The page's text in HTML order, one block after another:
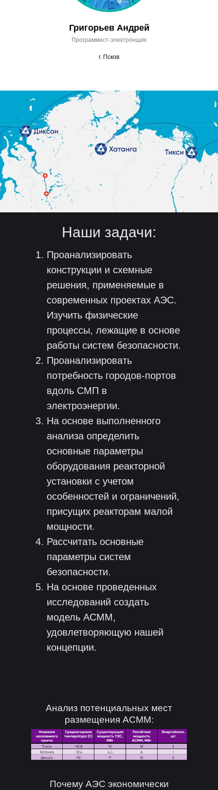
Григорьев Андрей
Программист-электронщик
г. Псков
Наши задачи:
Проанализировать
конструкции и схемные
решения, применяемые в
современных проектах АЭС.
Изучить физические
процессы, лежащие в основе
работы систем безопасности.
Проанализировать
потребность городов-портов
вдоль СМП в
электроэнергии.
На основе выполненного
анализа определить
основные параметры
оборудования реакторной
установки с учетом
особенностей и ограничений,
присущих реакторам малой
мощности.
Рассчитать основные
параметры систем
безопасности.
На основе проведенных
исследований создать
модель АСММ,
удовлетворяющую нашей
концепции.
Анализ потенциальных мест
размещения АСММ:
Почему АЭС экономически